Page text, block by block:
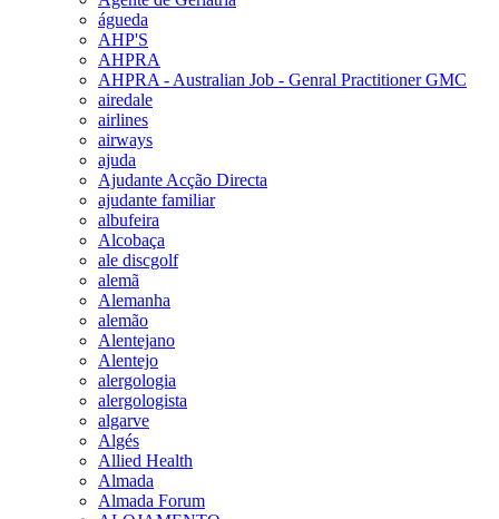
águeda
AHP'S
AHPRA
AHPRA - Australian Job - Genral Practitioner GMC
airedale
airlines
airways
ajuda
Ajudante Acção Directa
ajudante familiar
albufeira
Alcobaça
ale discgolf
alemã
Alemanha
alemão
Alentejano
Alentejo
alergologia
alergologista
algarve
Algés
Allied Health
Almada
Almada Forum